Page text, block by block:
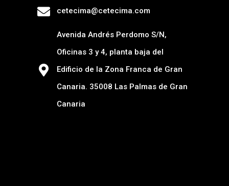
cetecima@cetecima.com
Avenida Andrés Perdomo S/N,
Oficinas 3 y 4, planta baja del
Edificio de la Zona Franca de Gran
Canaria. 35008 Las Palmas de Gran
Canaria